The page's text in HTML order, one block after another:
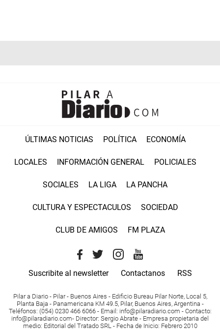
ÚLTIMAS NOTICIAS POLÍTICA ECONOMÍA
LOCALES INFORMACIÓN GENERAL POLICIALES
SOCIALES LA LIGA LA PANCHA
CULTURA Y ESPECTACULOS SOCIEDAD
CLUB DE AMIGOS FM PLAZA
Suscribite al newsletter Contactanos RSS
Pilar a Diario - Pilar - Buenos Aires - Edificio Bureau Pilar Norte, Local 5,
Planta Baja - Panamericana KM 49.5, Pilar, Buenos Aires, Argentina -
Teléfonos: (054) 0230 466 6066 - Email : info@pilaradiario.com - Contacto:
info@pilaradiario.com- Director: Sergio Abrate - Empresa propietaria del
medio: Editorial del Tratado SRL - Fecha de Inicio: Febrero 2010